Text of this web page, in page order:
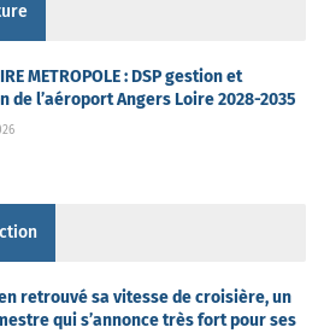
METROPOLE : DSP gestion et
de l’aéroport Angers Loire 2028-2035
retrouvé sa vitesse de croisière, un
qui s’annonce très fort pour ses